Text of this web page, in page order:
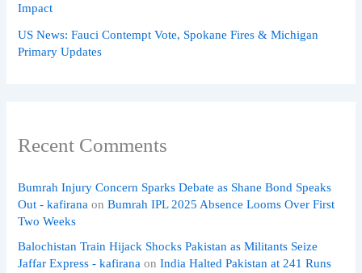
Impact
US News: Fauci Contempt Vote, Spokane Fires & Michigan
Primary Updates
Recent Comments
Bumrah Injury Concern Sparks Debate as Shane Bond Speaks
Out - kafirana onBumrah IPL 2025 Absence Looms Over First
Two Weeks
Balochistan Train Hijack Shocks Pakistan as Militants Seize
Jaffar Express - kafirana onIndia Halted Pakistan at 241 Runs